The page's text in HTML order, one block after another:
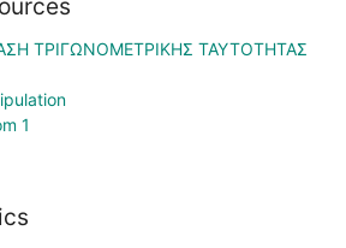
ΤΡΙΓΩΝΟΜΕΤΡΙΚΗΣ ΤΑΥΤΟΤΗΤΑΣ
1